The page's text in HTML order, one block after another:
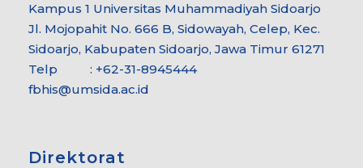
Kampus 1 Universitas Muhammadiyah Sidoarjo
Jl. Mojopahit No. 666 B, Sidowayah, Celep, Kec.
Sidoarjo, Kabupaten Sidoarjo, Jawa Timur 61271
Telp : +62-31-8945444
fbhis@umsida.ac.id
Direktorat